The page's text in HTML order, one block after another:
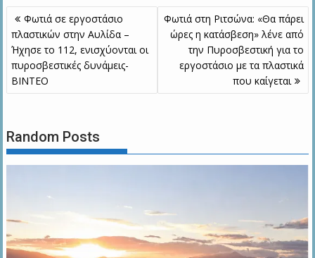
Πλοήγηση
άρθρων
Φωτιά σε εργοστάσιο
πλαστικών στην Αυλίδα –
Ήχησε το 112, ενισχύονται οι
πυροσβεστικές δυνάμεις-
ΒΙΝΤΕΟ
Φωτιά στη Ριτσώνα: «Θα πάρει
ώρες η κατάσβεση» λένε από
την Πυροσβεστική για το
εργοστάσιο με τα πλαστικά
που καίγεται
Random Posts